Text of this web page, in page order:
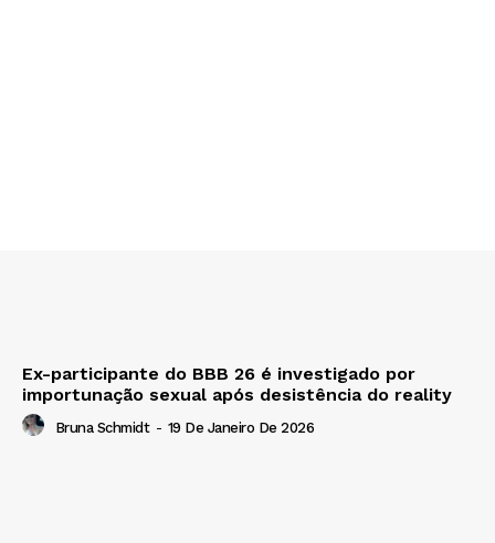
Ex-participante do BBB 26 é investigado por
importunação sexual após desistência do reality
Bruna Schmidt - 19 De Janeiro De 2026